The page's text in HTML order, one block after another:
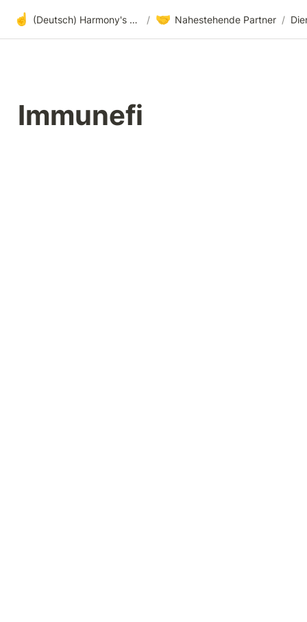
☝️ (Deutsch) Harmony's offene Entwicklung / 🤝 Nahestehende Partner /
Immunefi